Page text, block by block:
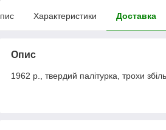
Характеристики Доставка
Опис
1962 р., твердий палітурка, трохи